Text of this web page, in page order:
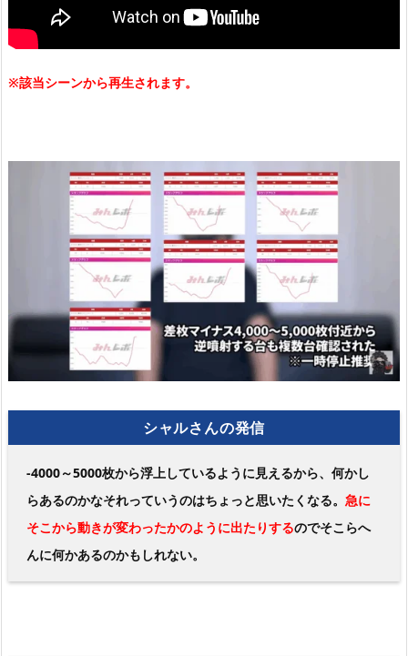
※該当シーンから再生されます。
シャルさんの発信
-4000～5000枚から浮上しているように見えるから、何かし
らあるのかなそれっていうのはちょっと思いたくなる。 急に
そこから動きが変わったかのように出たりするのでそこらへ
んに何かあるのかもしれない。